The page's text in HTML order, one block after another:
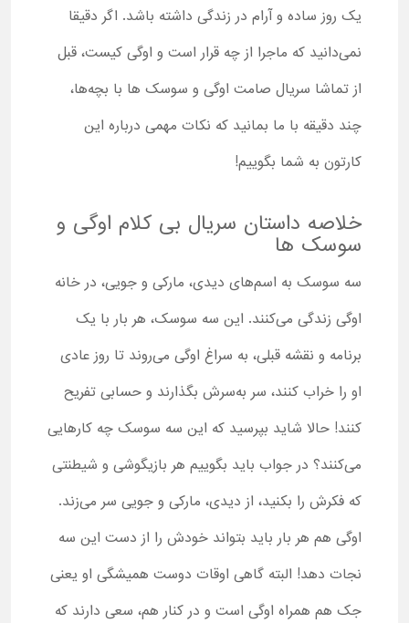
یک روز ساده و آرام در زندگی داشته باشد. اگر دقیقا
نمی‌دانید که ماجرا از چه قرار است و اوگی کیست، قبل
از تماشا سریال صامت اوگی و سوسک ها با بچه‌ها،
چند دقیقه با ما بمانید که نکات مهمی درباره این
کارتون به شما بگوییم!
خلاصه داستان سریال بی کلام اوگی و
سوسک ها
سه سوسک به اسم‌های دیدی، مارکی و جویی، در خانه
اوگی زندگی می‌کنند. این سه سوسک، هر بار با یک
برنامه و نقشه قبلی، به سراغ اوگی می‌روند تا روز عادی
او را خراب کنند، سر به‌سرش بگذارند و حسابی تفریح
کنند! حالا شاید بپرسید که این سه سوسک چه کارهایی
می‌کنند؟ در جواب باید بگوییم هر بازیگوشی و شیطنتی
که فکرش را بکنید، از دیدی، مارکی و جویی سر می‌زند.
اوگی هم هر بار باید بتواند خودش را از دست این سه
نجات دهد! البته گاهی اوقات دوست همیشگی او یعنی
جک هم همراه اوگی است و در کنار هم، سعی دارند که